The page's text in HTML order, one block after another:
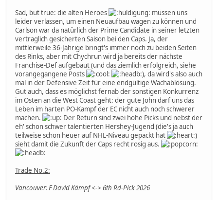
Sad, but true: die alten Heroes
müssen uns
leider verlassen, um einen Neuaufbau wagen zu können und
Carlson war da natürlich der Prime Candidate in seiner letzten
vertraglich gesicherten Saison bei den Caps. Ja, der
mittlerweile 36-Jährige bringt's immer noch zu beiden Seiten
des Rinks, aber mit Chychrun wird ja bereits der nächste
Franchise-Def aufgebaut (und das ziemlich erfolgreich, siehe
vorangegangene Posts
), da wird's also auch
mal in der Defensive Zeit für eine endgültige Wachablösung.
Gut auch, dass es möglichst fernab der sonstigen Konkurrenz
im Osten an die West Coast geht: der gute John darf uns das
Leben im harten PO-Kampf der EC nicht auch noch schwerer
machen.
Der Return sind zwei hohe Picks und nebst der
eh' schon schwer talentierten Hershey-Jugend (die's ja auch
teilweise schon heuer auf NHL-Niveau gepackt hat
)
sieht damit die Zukunft der Caps recht rosig aus.
Trade No.2:
Vancouver: F David Kämpf <-> 6th Rd-Pick 2026